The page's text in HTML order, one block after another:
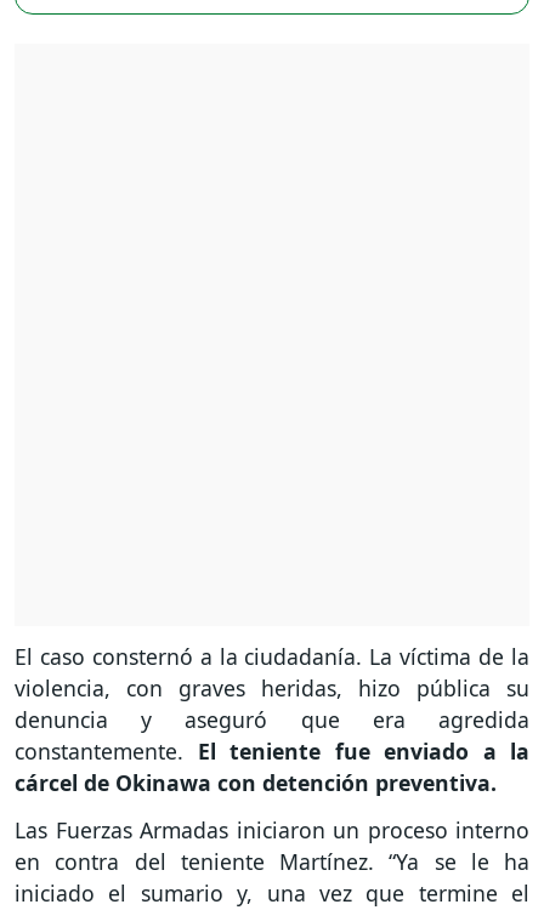
El caso consternó a la ciudadanía. La víctima de la
violencia, con graves heridas, hizo pública su
denuncia y aseguró que era agredida
constantemente. El teniente fue enviado a la
cárcel de Okinawa con detención preventiva.
Las Fuerzas Armadas iniciaron un proceso interno
en contra del teniente Martínez. “Ya se le ha
iniciado el sumario y, una vez que termine el